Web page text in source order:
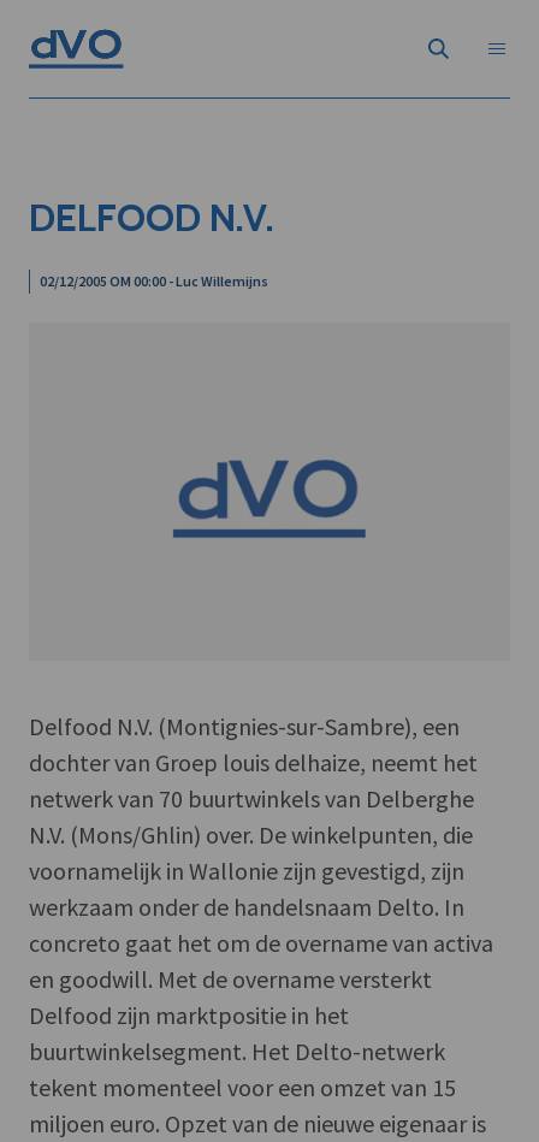
DELFOOD N.V.
02/12/2005 OM 00:00 - Luc Willemijns
Delfood N.V. (Montignies-sur-Sambre), een
dochter van Groep louis delhaize, neemt het
netwerk van 70 buurtwinkels van Delberghe
N.V. (Mons/Ghlin) over. De winkelpunten, die
voornamelijk in Wallonie zijn gevestigd, zijn
werkzaam onder de handelsnaam Delto. In
concreto gaat het om de overname van activa
en goodwill. Met de overname versterkt
Delfood zijn marktpositie in het
buurtwinkelsegment. Het Delto-netwerk
tekent momenteel voor een omzet van 15
miljoen euro. Opzet van de nieuwe eigenaar is